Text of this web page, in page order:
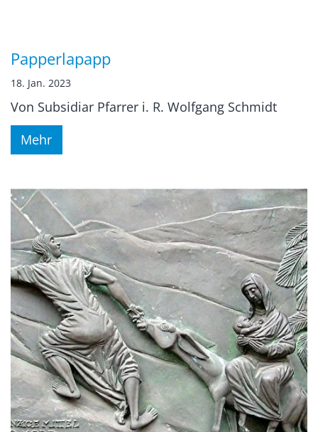
Papperlapapp
18. Jan. 2023
Von Subsidiar Pfarrer i. R. Wolfgang Schmidt
Mehr